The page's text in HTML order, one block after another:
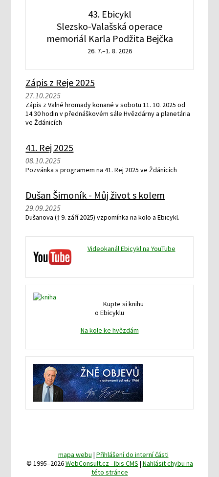
43. Ebicykl
Slezsko-Valašská operace
memoriál Karla Podžita Bejčka
26. 7.–1. 8. 2026
Zápis z Reje 2025
27.10.2025
Zápis z Valné hromady konané v sobotu 11. 10. 2025 od
14.30 hodin v přednáškovém sále Hvězdárny a planetária
ve Ždánicích
41. Rej 2025
08.10.2025
Pozvánka s programem na 41. Rej 2025 ve Ždánicích
Dušan Šimoník - Můj život s kolem
29.09.2025
Dušanova († 9. září 2025) vzpomínka na kolo a Ebicykl.
Videokanál Ebicykl na YouTube
Kupte si knihu
o Ebicyklu
Na kole ke hvězdám
mapa webu | Přihlášení do interní části
© 1995–2026WebConsult.cz - Ibis CMS | Nahlásit chybu na
této stránce